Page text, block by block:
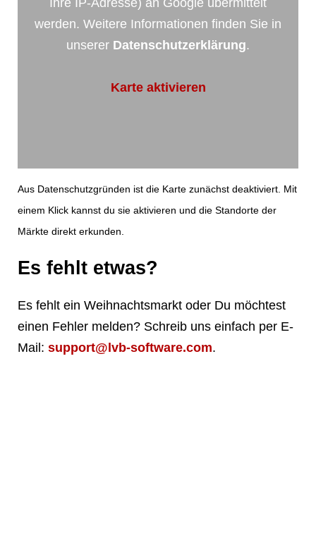
werden. Weitere Informationen finden Sie in
unserer Datenschutzerklärung.
Karte aktivieren
Aus Datenschutzgründen ist die Karte zunächst deaktiviert. Mit
einem Klick kannst du sie aktivieren und die Standorte der
Märkte direkt erkunden.
Es fehlt etwas?
Es fehlt ein Weihnachtsmarkt oder Du möchtest
einen Fehler melden? Schreib uns einfach per E-
Mail: support@lvb-software.com.